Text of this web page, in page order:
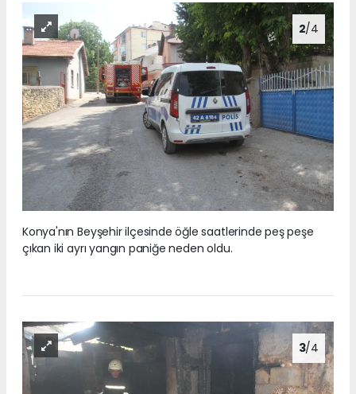
2/4
Konya'nın Beyşehir ilçesinde öğle saatlerinde peş peşe
çıkan iki ayrı yangın paniğe neden oldu.
3/4